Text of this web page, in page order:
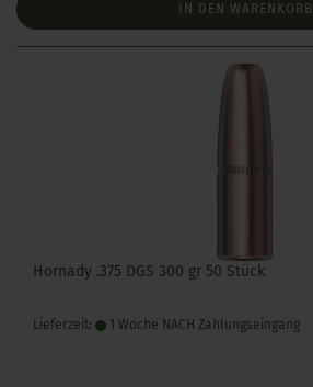
IN DEN WARENKORB
Hornady .375 DGS 300 gr 50 Stück
Lieferzeit: 1 Woche NACH Zahlungseingang